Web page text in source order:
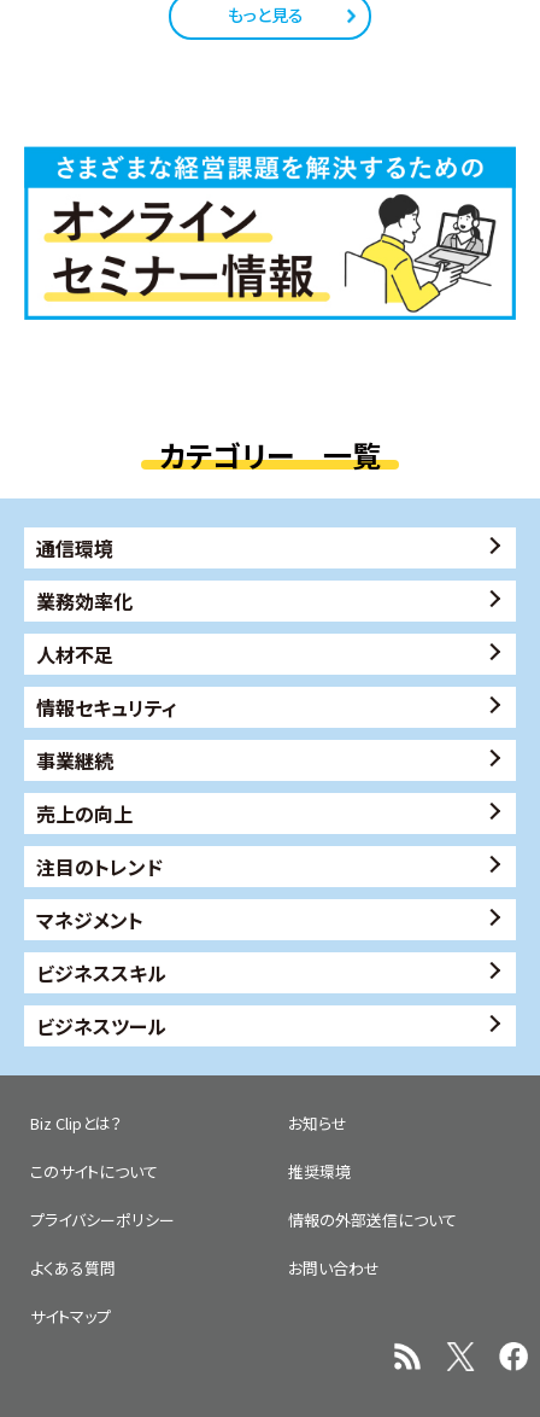
もっと見る
カテゴリー 一覧
通信環境
業務効率化
人材不足
情報セキュリティ
事業継続
売上の向上
注目のトレンド
マネジメント
ビジネススキル
ビジネスツール
Biz Clipとは？ お知らせ
このサイトについて 推奨環境
プライバシーポリシー 情報の外部送信について
よくある質問 お問い合わせ
サイトマップ